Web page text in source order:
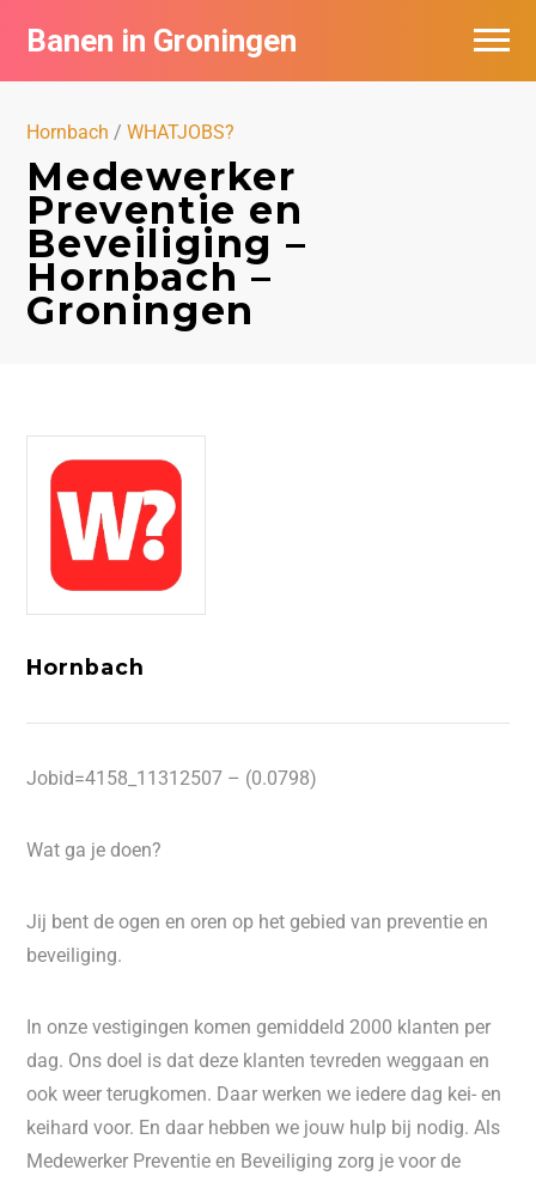
Banen in Groningen
Hornbach /WHATJOBS?
Medewerker
Preventie en
Beveiliging –
Hornbach –
Groningen
Hornbach
Jobid=4158_11312507 – (0.0798)
Wat ga je doen?
Jij bent de ogen en oren op het gebied van preventie en
beveiliging.
In onze vestigingen komen gemiddeld 2000 klanten per
dag. Ons doel is dat deze klanten tevreden weggaan en
ook weer terugkomen. Daar werken we iedere dag kei- en
keihard voor. En daar hebben we jouw hulp bij nodig. Als
Medewerker Preventie en Beveiliging zorg je voor de
Vacatures per bedrijf
Nieuwsbrief feed